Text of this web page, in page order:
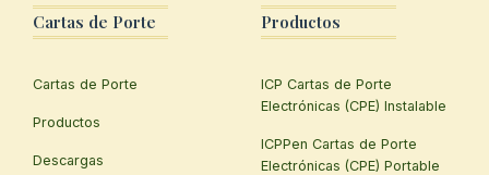
Cartas de Porte
Cartas de Porte
Productos
Descargas
Productos
ICP Cartas de Porte
Electrónicas (CPE) Instalable
ICPPen Cartas de Porte
Electrónicas (CPE) Portable